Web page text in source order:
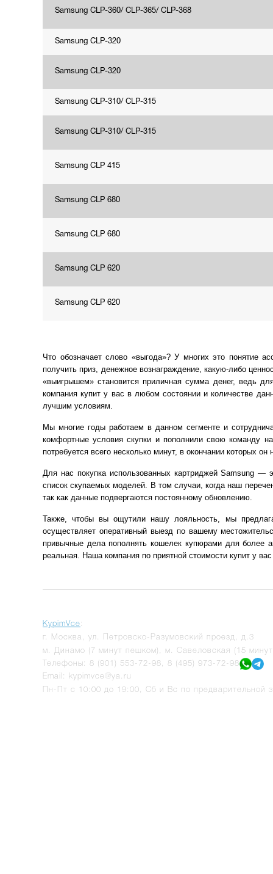
Samsung CLP-360/ CLP-365/ CLP-368
Samsung CLP-320
Samsung CLP-320
Samsung CLP-310/ CLP-315
Samsung CLP-310/ CLP-315
Samsung CLP 415
Samsung CLP 680
Samsung CLP 680
Samsung CLP 620
Samsung CLP 620
Что обозначает слово «выгода»? У многих это понятие
получить приз, денежное вознаграждение, какую-либо
«выигрышем» становится приличная сумма денег, ведь
компания купит у вас в любом состоянии и количестве
лучшим условиям.
Мы многие годы работаем в данном сегменте и
комфортные условия скупки и пополнили свою команду
потребуется всего несколько минут, в окончании которых
Для нас покупка использованных картриджей Samsung
список скупаемых моделей. В том случаи, когда наш
так как данные подвергаются постоянному обновлению.
Также, чтобы вы ощутили нашу лояльность, мы
осуществляет оперативный выезд по вашему
привычные дела пополнять кошелек купюрами для более
реальная. Наша компания по приятной стоимости купит у
KypimVce:
г.
Москва
ул. Петровско-Разумовский проезд, д.3
м. Динамо (7 минут пешком), м. Савеловская (15
Телефоны: 8 (901) 553-72-98
8 (495) 973-72-98
Email: kypimvce@ya.ru
Пн-Пт с 10:00 до 19:00, Сб и Вс по предварительной